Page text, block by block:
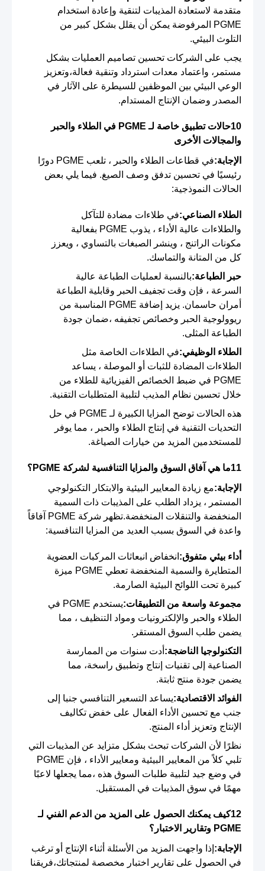
متقدمة لاستعادة المذيبات لتنقية وإعادة استخدام
PGME المرفوضة يمكن أن يقلل بشكل كبير من
التلوث البيئي.
يجب على الشركات تحسين تصاميم العمليات بشكل
مستمر، واعتماد معدات استرداد وتنقية فعالة،وتعزيز
الوعي البيئي بين الموظفين للسيطرة على الآثار في
المصدر وضمان الإنتاج المستدام.
10حالات تطبيق خاصة لـ PGME في الطلاء والحبر
والمجالات الأخرى
الإجابة:
في قطاعات الطلاء والحبر ، تلعب PGME دورًا
رئيسيًا في تحسين تدفق وصف الصيغ. فيما يلي بعض
الحالات النموذجية:
الطلاء الصناعي:في طلاءات مضادة للتآكل
والطلاءات عالية الأداء ، يذوب PGME بفعالية
مكونات الراتنج ، وينشر الصبغات بالتساوي ، ويعزز
كل من المتانة والتماسك.
حبر الطباعة:بالنسبة لعمليات الطباعة عالية
السرعة ، فإن وقت تجفيف الحبر وقابلية الطباعة
أمران حاسمان. يزيد إضافة PGME المناسبة من
ريوولوجية الحبر وخصائص تجفيفه ،ضمان جودة
الطباعة المثلى.
الطلاء الوظيفي:في الطلاءات الخاصة مثل
الطلاءات المضادة للثبات أو الموصلة ، يساعد
PGME في ضبط الخصائص الفيزيائية للطلاء من
خلال تحسين نظام المذيب لتلبية المتطلبات التقنية.
هذه الحالات توضح المزايا الكبيرة لـ PGME في حل
التحديات التقنية في إنتاج الطلاء والحبر ، مما يوفر
للمستخدمين المزيد من خيارات الصياغة.
11ما هي آفاق السوق والمزايا التنافسية لشركة PGME؟
الإجابة:مع زيادة المعايير البيئية والابتكار التكنولوجي
المستمر ، يزداد الطلب على المذيبات ذات السمية
المنخفضة والتنقلات المنخفضة.تظهر شركة PGME آفاقاً
واعدة في السوق بسبب العديد من المزايا التنافسية:
أداء بيئي متفوق: انخفاض انبعاثات المركبات العضوية
المتطايرة والسمية المنخفضة تعطي PGME ميزة
كبيرة تحت اللوائح البيئية الصارمة.
مجموعة واسعة من التطبيقات:
يستخدم PGME في
الطلاء والحبر والإلكترونيات ومواد التنظيف ، مما
يضمن طلب السوق المستقر.
التكنولوجيا الناضجة: أدت سنوات من الممارسة
الصناعية إلى تقنيات إنتاج وتطبيق راسخة، مما
يضمن جودة منتج ثابتة.
الفوائد الاقتصادية:يساعد التسعير التنافسي جنبا إلى
جنب مع تحسين الأداء الفعال على خفض تكاليف
الإنتاج وتعزيز أداء المنتج.
نظرًا لأن الشركات تبحث بشكل متزايد عن المذيبات التي
تلبي كلاً من المعايير البيئية ومعايير الأداء ، فإن PGME
في وضع جيد لتلبية طلبات السوق هذه ،مما يجعلها لاعبًا
مهمًا في سوق المذيبات في المستقبل.
12كيف يمكنك الحصول على المزيد من الدعم الفني لـ
PGME وتقارير الاختبار؟
الإجابة: إذا واجهت المزيد من الأسئلة أثناء الإنتاج أو ترغب
في الحصول على تقارير اختبار مخصصة لمنتجاتك،فريقنا